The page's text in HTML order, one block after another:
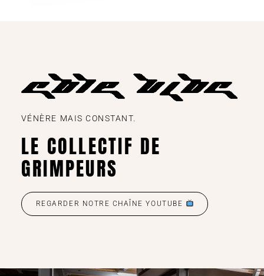
VÉNÈRE MAIS CONSTANT.
LE COLLECTIF DE
GRIMPEURS
REGARDER NOTRE CHAÎNE YOUTUBE